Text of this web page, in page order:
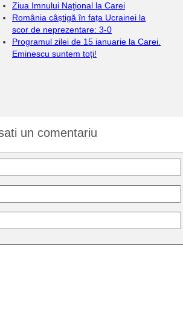
Ziua Imnului Naţional la Carei
România câștigă în fața Ucrainei la
scor de neprezentare: 3-0
Programul zilei de 15 ianuarie la Carei.
Eminescu suntem toți!
un comentariu